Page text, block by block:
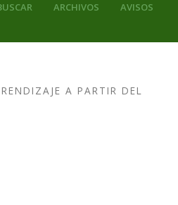
ARCHIVOS AVISOS
A PARTIR DEL